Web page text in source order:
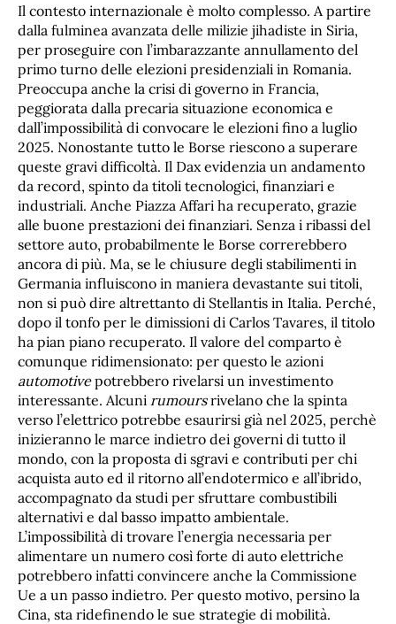
Il contesto internazionale è molto complesso. A partire
dalla fulminea avanzata delle milizie jihadiste in Siria,
per proseguire con l’imbarazzante annullamento del
primo turno delle elezioni presidenziali in Romania.
Preoccupa anche la crisi di governo in Francia,
peggiorata dalla precaria situazione economica e
dall’impossibilità di convocare le elezioni fino a luglio
2025. Nonostante tutto le Borse riescono a superare
queste gravi difficoltà. Il Dax evidenzia un andamento
da record, spinto da titoli tecnologici, finanziari e
industriali. Anche Piazza Affari ha recuperato, grazie
alle buone prestazioni dei finanziari. Senza i ribassi del
settore auto, probabilmente le Borse correrebbero
ancora di più. Ma, se le chiusure degli stabilimenti in
Germania influiscono in maniera devastante sui titoli,
non si può dire altrettanto di Stellantis in Italia. Perché,
dopo il tonfo per le dimissioni di Carlos Tavares, il titolo
ha pian piano recuperato. Il valore del comparto è
comunque ridimensionato: per questo le azioni
automotivepotrebbero rivelarsi un investimento
interessante. Alcuni rumoursrivelano che la spinta
verso l’elettrico potrebbe esaurirsi già nel 2025, perchè
inizieranno le marce indietro dei governi di tutto il
mondo, con la proposta di sgravi e contributi per chi
acquista auto ed il ritorno all’endotermico e all’ibrido,
accompagnato da studi per sfruttare combustibili
alternativi e dal basso impatto ambientale.
L’impossibilità di trovare l’energia necessaria per
alimentare un numero così forte di auto elettriche
potrebbero infatti convincere anche la Commissione
Ue a un passo indietro. Per questo motivo, persino la
Cina, sta ridefinendo le sue strategie di mobilità.